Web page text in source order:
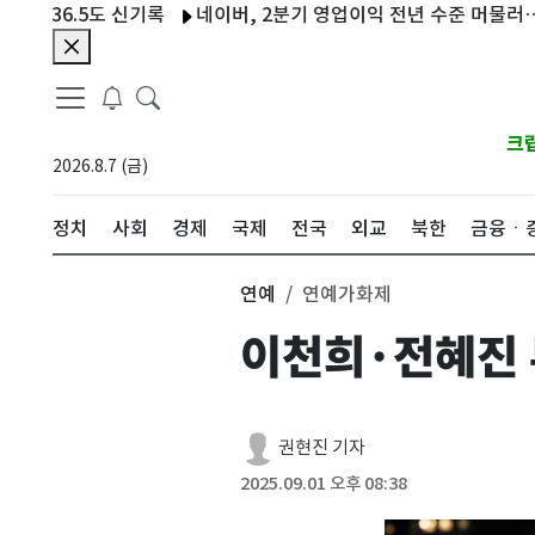
도 신기록 네이버, 2분기 영업이익 전년 수준 머물러…7% 하
2026.8.7 (금)
크
정치 사회 경제 국제 전국 외교 북한 금융ㆍ
연예 연예가화제
이천희·전혜
권현진 기자
2025.09.01 오후 08:38